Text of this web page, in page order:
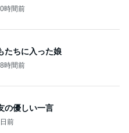
時間前
たちに入った娘
時間前
の優しい一言
前